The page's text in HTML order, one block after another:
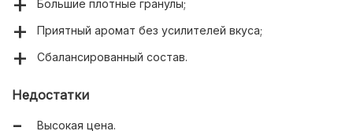
Большие плотные гранулы;
Приятный аромат без усилителей вкуса;
Сбалансированный состав.
Недостатки
Высокая цена.